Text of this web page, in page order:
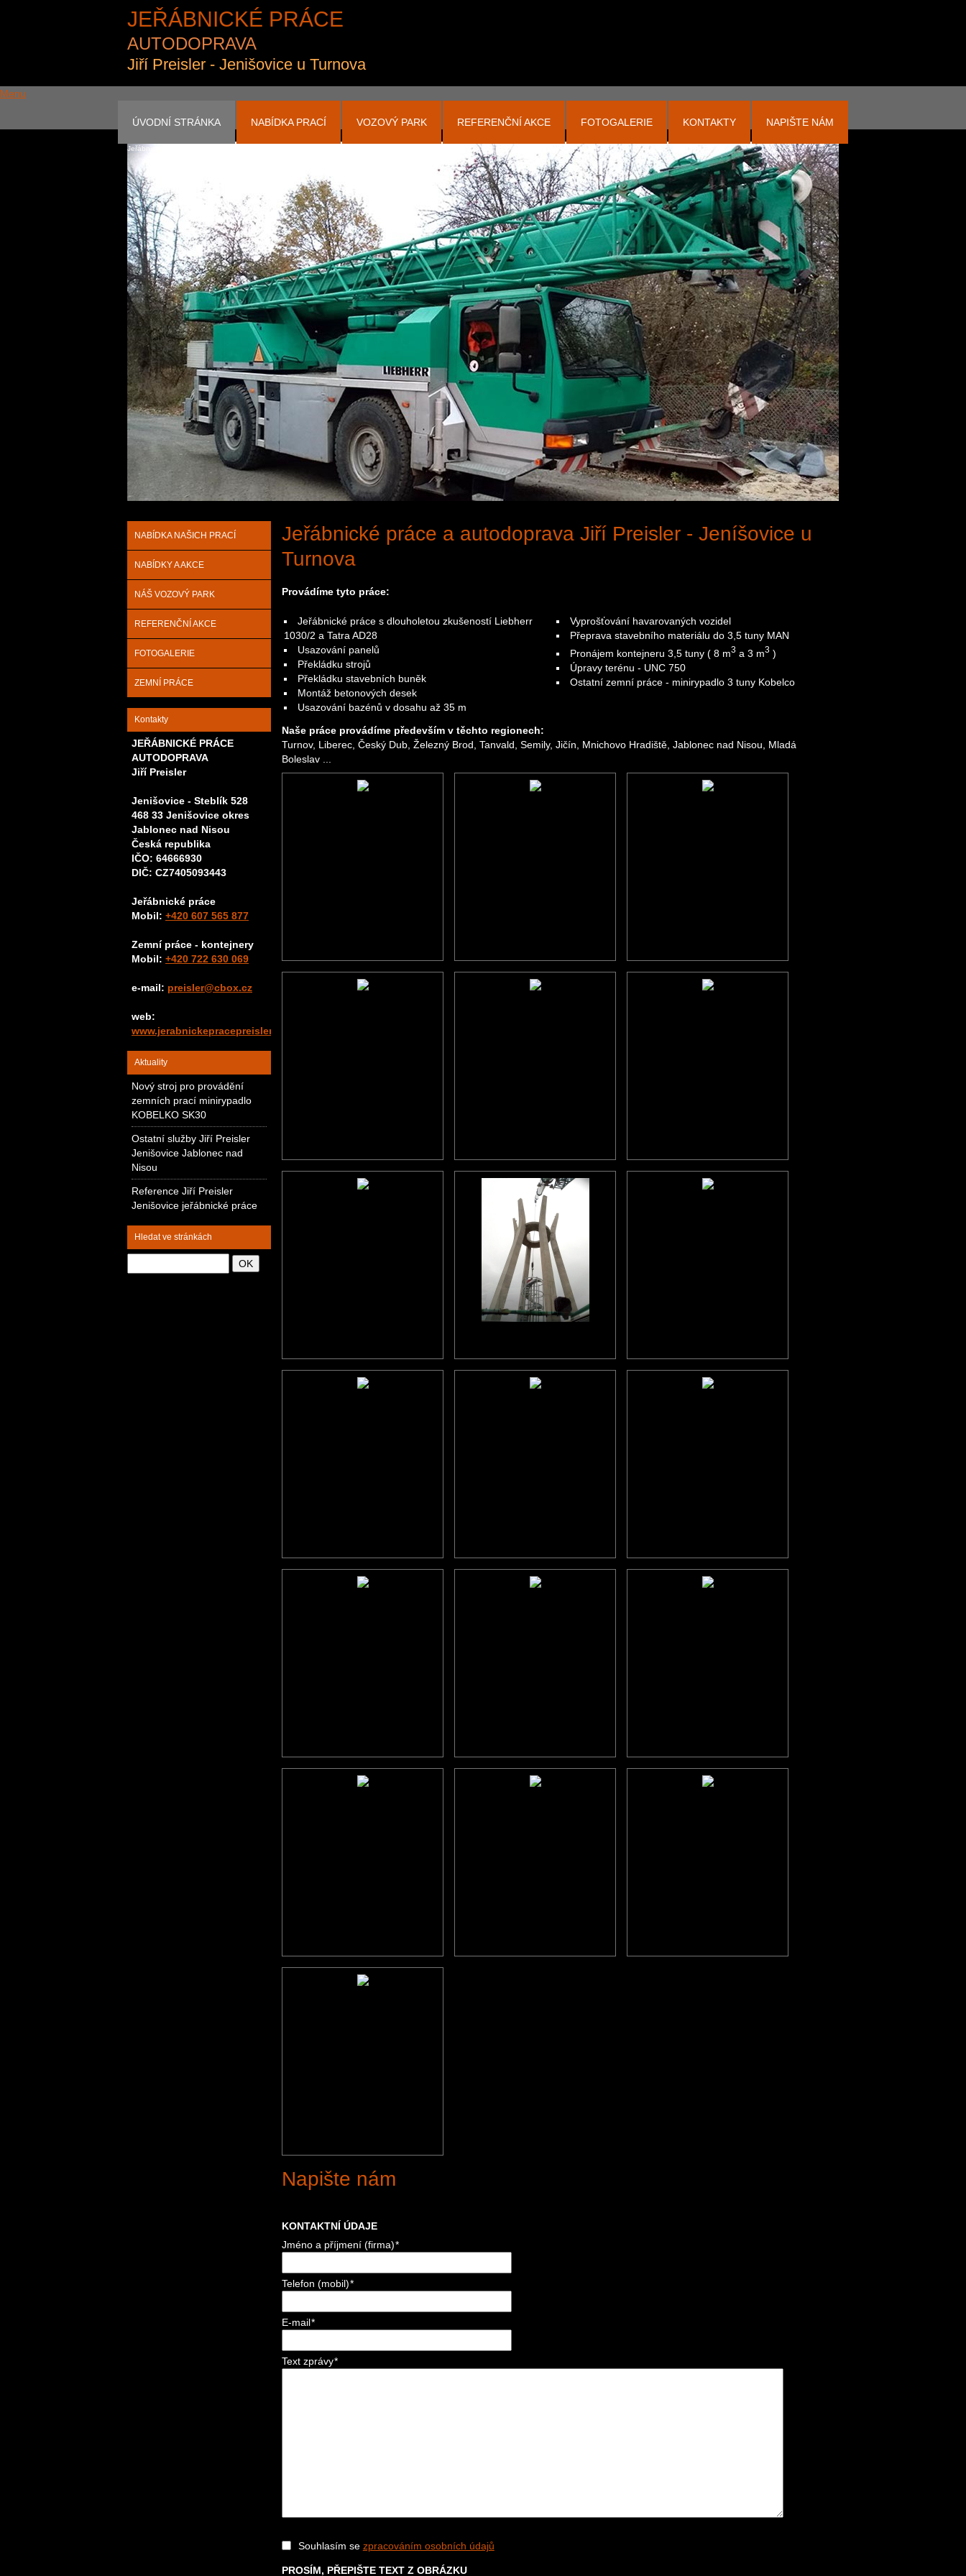
Menu
ÚVODNÍ STRÁNKA NABÍDKA PRACÍ VOZOVÝ PARK REFERENČNÍ AKCE FOTOGALERIE KONTAKTY NAPIŠTE NÁM
Jeřábnické práce a autodoprava Preisler
JEŘÁBNICKÉ PRÁCE
AUTODOPRAVA
Jiří Preisler - Jenišovice u Turnova
Jeřábnické práce a autodoprava Jiří Preisler - Jeníšovice u
Turnova
Provádíme tyto práce:
Jeřábnické práce s dlouholetou zkušeností Liebherr
1030/2 a Tatra AD28
Usazování panelů
Překládku strojů
Překládku stavebních buněk
Montáž betonových desek
Usazování bazénů v dosahu až 35 m
Vyprošťování havarovaných vozidel
Přeprava stavebního materiálu do 3,5 tuny MAN
Pronájem kontejneru 3,5 tuny ( 8 m3 a 3 m3 )
Úpravy terénu - UNC 750
Ostatní zemní práce - minirypadlo 3 tuny Kobelco
Naše práce provádíme především v těchto regionech:
Turnov, Liberec, Český Dub, Železný Brod, Tanvald, Semily, Jičín, Mnichovo Hradiště, Jablonec nad Nisou, Mladá
Boleslav ...
Napište nám
KONTAKTNÍ ÚDAJE
Jméno a příjmení (firma)*
Telefon (mobil)*
E-mail*
Text zprávy*
Souhlasím se zpracováním osobních údajů
PROSÍM, PŘEPIŠTE TEXT Z OBRÁZKU
NABÍDKA NAŠICH PRACÍ
NABÍDKY A AKCE
NÁŠ VOZOVÝ PARK
REFERENČNÍ AKCE
FOTOGALERIE
ZEMNÍ PRÁCE
Kontakty
JEŘÁBNICKÉ PRÁCE
AUTODOPRAVA
Jiří Preisler
Jenišovice - Steblík 528
468 33 Jenišovice okres
Jablonec nad Nisou
Česká republika
IČO: 64666930
DIČ: CZ7405093443
Jeřábnické práce
Mobil: +420 607 565 877
Zemní práce - kontejnery
Mobil: +420 722 630 069
e-mail: preisler@cbox.cz
web:
www.jerabnickepracepreisler.cz
Aktuality
Nový stroj pro provádění
zemních prací minirypadlo
KOBELKO SK30
Ostatní služby Jiří Preisler
Jenišovice Jablonec nad
Nisou
Reference Jiří Preisler
Jenišovice jeřábnické práce
Hledat ve stránkách